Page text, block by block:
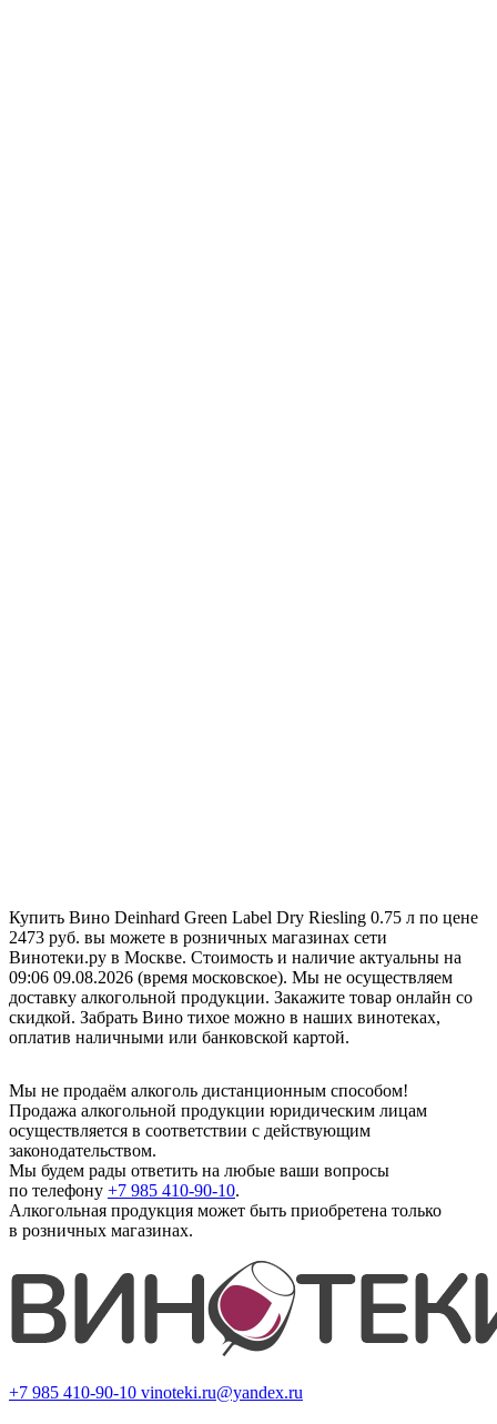
Купить Вино Deinhard Green Label Dry Riesling 0.75 л по цене
2473 руб. вы можете в розничных магазинах сети
Винотеки.ру в Москве. Стоимость и наличие актуальны на
09:06 09.08.2026 (время московское). Мы не осуществляем
доставку алкогольной продукции. Закажите товар онлайн со
скидкой. Забрать Вино тихое можно в наших винотеках,
оплатив наличными или банковской картой.
Мы не продаём алкоголь дистанционным способом!
Продажа алкогольной продукции юридическим лицам
осуществляется в соответствии с действующим
законодательством.
Мы будем рады ответить на любые ваши вопросы
по телефону +7 985 410-90-10.
Алкогольная продукция может быть приобретена только
в розничных магазинах.
+7 985 410-90-10 vinoteki.ru@yandex.ru